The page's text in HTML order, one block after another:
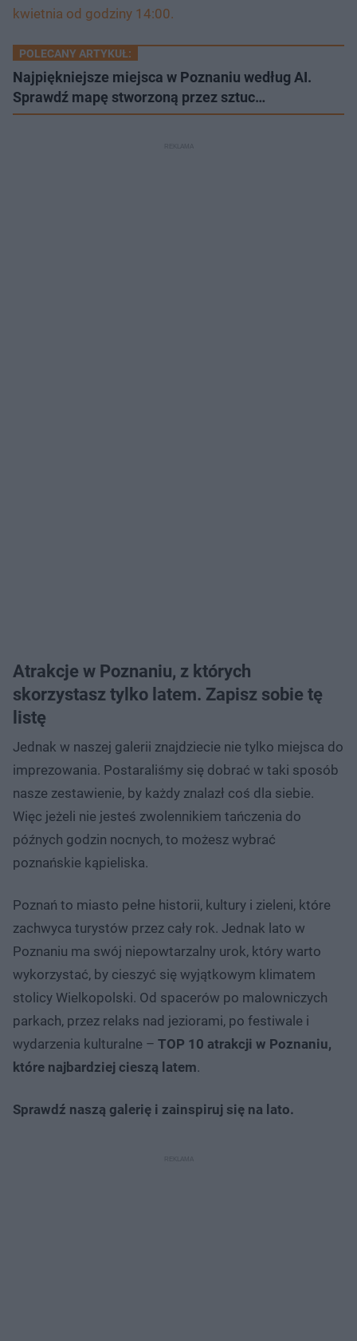
kwietnia od godziny 14:00.
POLECANY ARTYKUŁ:
Najpiękniejsze miejsca w Poznaniu według AI.
Sprawdź mapę stworzoną przez sztuc…
Atrakcje w Poznaniu, z których
skorzystasz tylko latem. Zapisz sobie tę
listę
Jednak w naszej galerii znajdziecie nie tylko miejsca do
imprezowania. Postaraliśmy się dobrać w taki sposób
nasze zestawienie, by każdy znalazł coś dla siebie.
Więc jeżeli nie jesteś zwolennikiem tańczenia do
późnych godzin nocnych, to możesz wybrać
poznańskie kąpieliska.
Poznań to miasto pełne historii, kultury i zieleni, które
zachwyca turystów przez cały rok. Jednak lato w
Poznaniu ma swój niepowtarzalny urok, który warto
wykorzystać, by cieszyć się wyjątkowym klimatem
stolicy Wielkopolski. Od spacerów po malowniczych
parkach, przez relaks nad jeziorami, po festiwale i
wydarzenia kulturalne – TOP 10 atrakcji w Poznaniu,
które najbardziej cieszą latem.
Sprawdź naszą galerię i zainspiruj się na lato.